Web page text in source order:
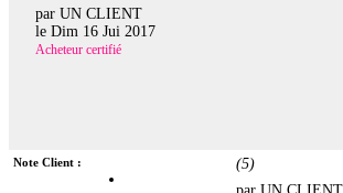
par UN CLIENT
le Dim 16 Jui 2017
Acheteur certifié
Note Client : (5)